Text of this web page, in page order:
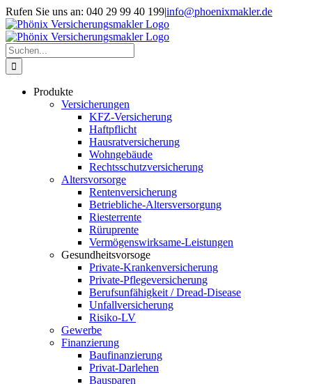
Skip
to
content
Rufen Sie uns an: 040 29 99 40 199|info@phoenixmakler.de
Suche
nach:
Produkte
Versicherungen
KFZ-Versicherung
Haftpflicht
Hausratversicherung
Wohngebäude
Rechtsschutzversicherung
Altersvorsorge
Rentenversicherung
Betriebliche-Altersversorgung
Riesterrente
Rüruprente
Vermögenswirksame-Leistungen
Gesundheitsvorsoge
Private-Krankenversicherung
Private-Pflegeversicherung
Berufsunfähigkeit / Dread-Disease
Unfallversicherung
Risiko-LV
Gewerbe
Finanzierung
Baufinanzierung
Privat-Darlehen
Bausparen